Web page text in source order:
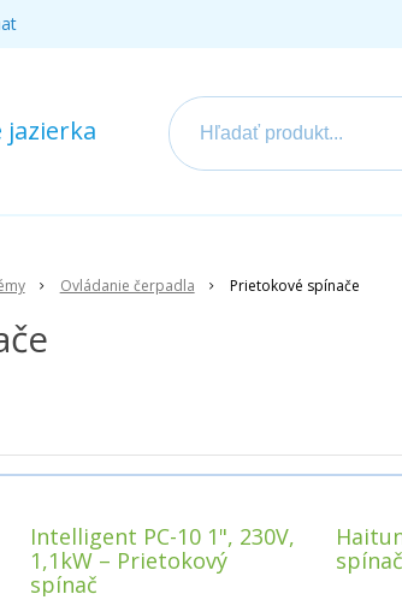
Ovládanie čerpadla Prietokové spínače
Intelligent PC-10 1", 230V,
1,1kW – Prietokový
spínač
spínač